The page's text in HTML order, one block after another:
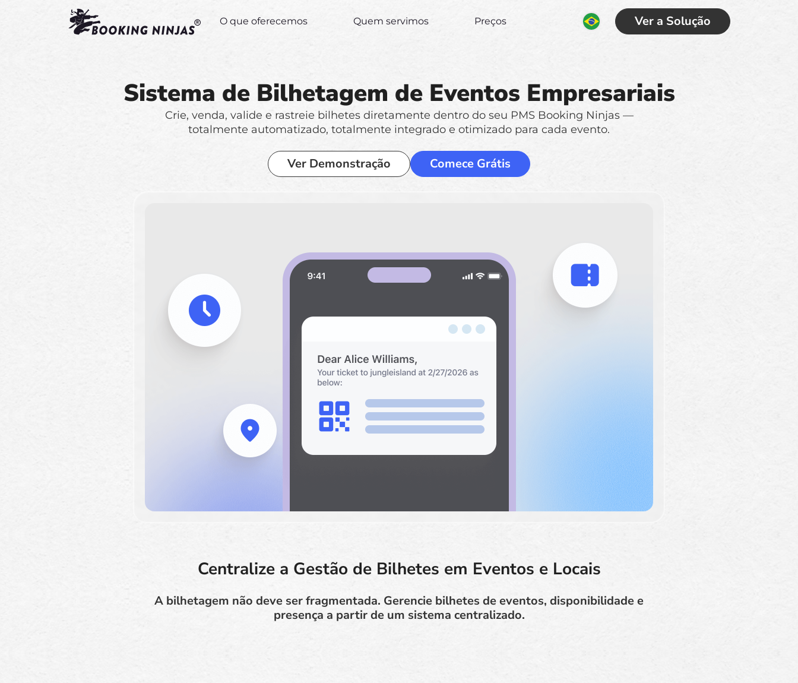
Ver a Solução
O que oferecemos Quem servimos Preços
Sistema de Bilhetagem de Eventos Empresariais
Crie, venda, valide e rastreie bilhetes diretamente dentro do seu PMS Booking Ninjas —
totalmente automatizado, totalmente integrado e otimizado para cada evento.
Ver Demonstração Comece Grátis
Centralize a Gestão de Bilhetes em Eventos e Locais
A bilhetagem não deve ser fragmentada. Gerencie bilhetes de eventos, disponibilidade e
presença a partir de um sistema centralizado.